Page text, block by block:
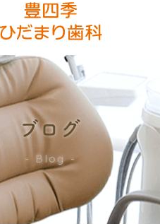
ブログ
Blog